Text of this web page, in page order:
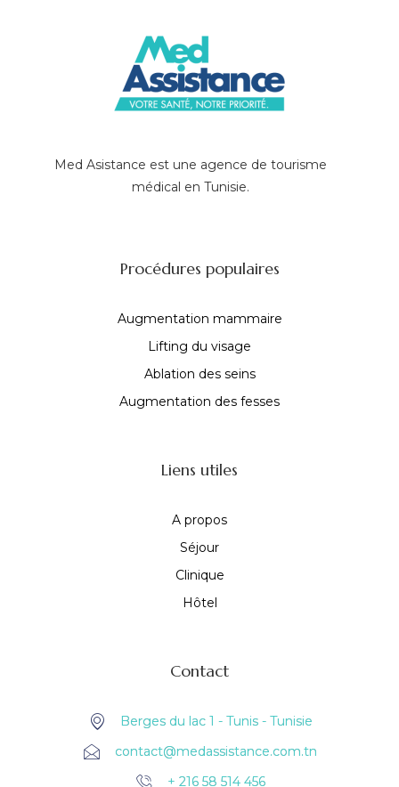
Med Asistance est une agence de tourisme
médical en Tunisie.
Procédures populaires
Augmentation mammaire
Lifting du visage
Ablation des seins
Augmentation des fesses
Liens utiles
A propos
Séjour
Clinique
Hôtel
Contact
Berges du lac 1 - Tunis - Tunisie
contact@medassistance.com.tn
+ 216 58 514 456